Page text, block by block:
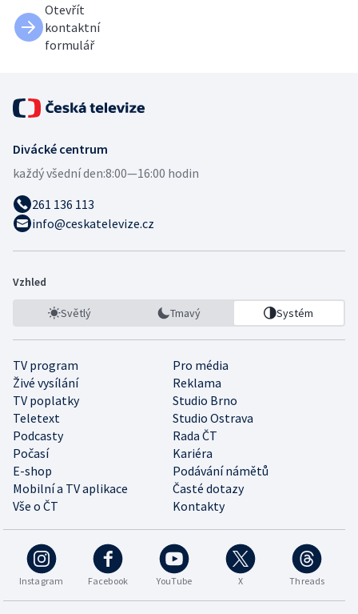
Otevřít
kontaktní
formulář
Divácké centrum
každý všední den:8:00—16:00 hodin
261 136 113
info@ceskatelevize.cz
Vzhled
Světlý Tmavý Systém
TV program
Pro média
Živé vysílání
Reklama
TV poplatky
Studio Brno
Teletext
Studio Ostrava
Podcasty
Rada ČT
Počasí
Kariéra
E-shop
Podávání námětů
Mobilní a TV aplikace
Časté dotazy
Vše o ČT
Kontakty
Instagram Facebook YouTube X Threads